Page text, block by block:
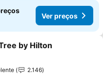
Ver preços
aos favoritos
by Hilton
2.146